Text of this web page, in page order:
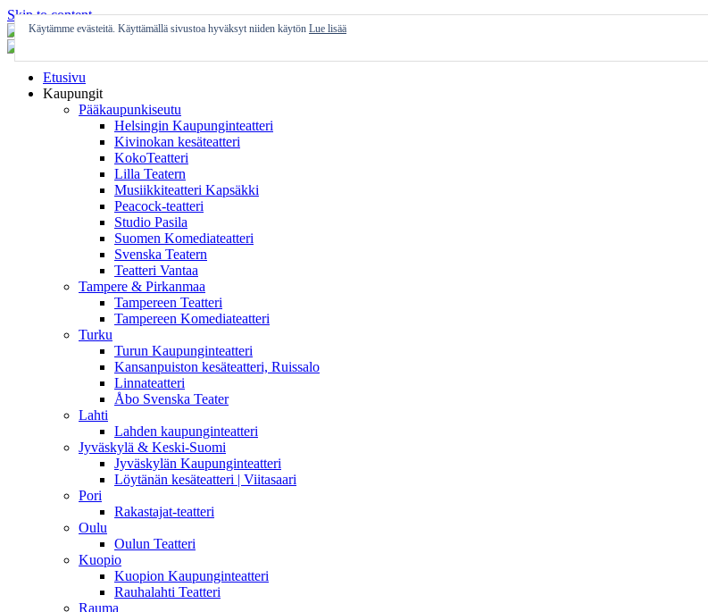
Skip to content
Etusivu
Kaupungit
Pääkaupunkiseutu
Helsingin Kaupunginteatteri
Kivinokan kesäteatteri
KokoTeatteri
Lilla Teatern
Musiikkiteatteri Kapsäkki
Peacock-teatteri
Studio Pasila
Suomen Komediateatteri
Svenska Teatern
Teatteri Vantaa
Tampere & Pirkanmaa
Tampereen Teatteri
Tampereen Komediateatteri
Turku
Turun Kaupunginteatteri
Kansanpuiston kesäteatteri, Ruissalo
Linnateatteri
Åbo Svenska Teater
Lahti
Lahden kaupunginteatteri
Jyväskylä & Keski-Suomi
Jyväskylän Kaupunginteatteri
Löytänän kesäteatteri | Viitasaari
Pori
Rakastajat-teatteri
Oulu
Oulun Teatteri
Kuopio
Kuopion Kaupunginteatteri
Rauhalahti Teatteri
Rauma
Käytämme evästeitä. Käyttämällä sivustoa hyväksyt niiden käytön Lue lisää